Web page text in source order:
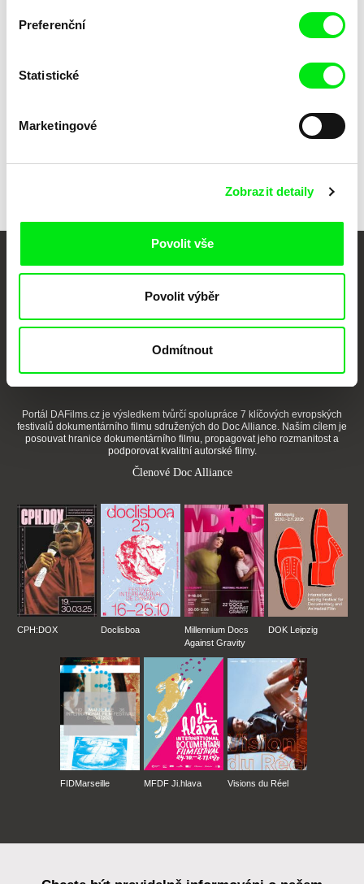
Preferenční
Statistické
Marketingové
Zobrazit detaily
Povolit vše
Povolit výběr
Odmítnout
Blood Test
Vaše online
dokumentární kino
Nové festivalové filmy
Portál DAFilms.cz je výsledkem tvůrčí spolupráce 7 klíčových evropských
festivalů dokumentárního filmu sdružených do Doc Alliance. Naším cílem je
posouvat hranice dokumentárního filmu, propagovat jeho rozmanitost a
podporovat kvalitní autorské filmy.
Členové Doc Alliance
CPH:DOX Doclisboa
Millennium Docs
Against Gravity
DOK Leipzig
FIDMarseille MFDF Ji.hlava Visions du Réel